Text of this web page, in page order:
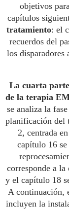
objetivos
capítulos
tratamiento: el
recuerdos del
los disparadores
La cuarta parte
de la terapia
se analiza la
planificación del
2, centrada
capítulo 16
corresponde a
y el capítulo 18
A continuación,
incluyen la